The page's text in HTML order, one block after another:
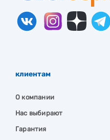
клиентам
О компании
Нас выбирают
Гарантия